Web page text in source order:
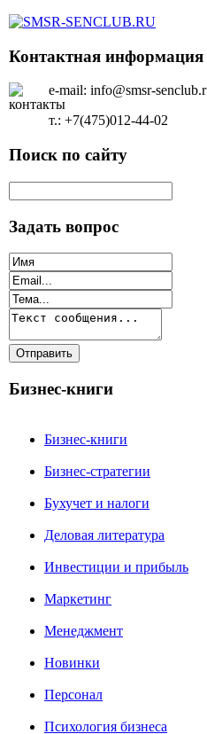
Контактная информация
e-mail: info@smsr-
т.: +7(475)012-44-02
Поиск по сайту
Задать вопрос
Бизнес-книги
Бизнес-книги
Бизнес-стратегии
Бухучет и налоги
Деловая литература
Инвестиции и прибыль
Маркетинг
Менеджмент
Новинки
Персонал
Психология бизнеса